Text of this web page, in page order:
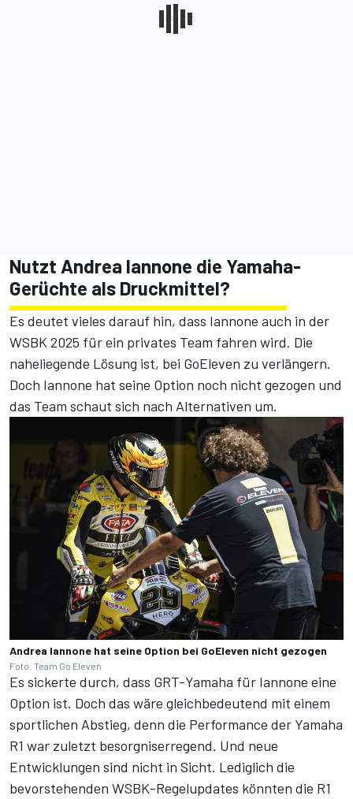
Nutzt Andrea Iannone die Yamaha-
Gerüchte als Druckmittel?
Es deutet vieles darauf hin, dass Iannone auch in der
WSBK 2025 für ein privates Team fahren wird. Die
naheliegende Lösung ist, bei GoEleven zu verlängern.
Doch Iannone hat seine Option noch nicht gezogen und
das Team schaut sich nach Alternativen um.
Andrea Iannone hat seine Option bei GoEleven nicht gezogen
Foto: Team Go Eleven
Es sickerte durch, dass GRT-Yamaha für Iannone eine
Option ist. Doch das wäre gleichbedeutend mit einem
sportlichen Abstieg, denn die Performance der Yamaha
R1 war zuletzt besorgniserregend. Und neue
Entwicklungen sind nicht in Sicht. Lediglich die
bevorstehenden WSBK-Regelupdates könnten die R1